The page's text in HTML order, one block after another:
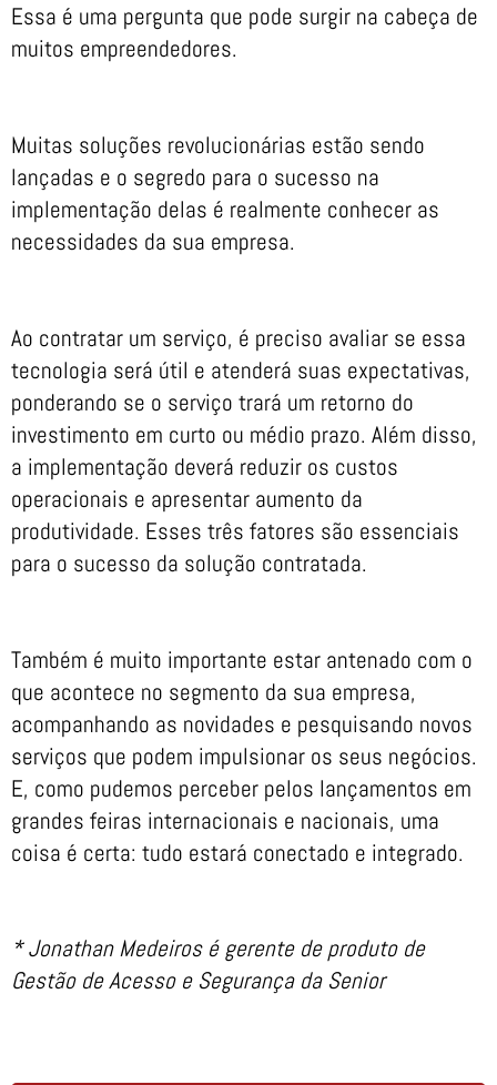
Essa é uma pergunta que pode surgir na cabeça de
muitos empreendedores.
Muitas soluções revolucionárias estão sendo
lançadas e o segredo para o sucesso na
implementação delas é realmente conhecer as
necessidades da sua empresa.
Ao contratar um serviço, é preciso avaliar se essa
tecnologia será útil e atenderá suas expectativas,
ponderando se o serviço trará um retorno do
investimento em curto ou médio prazo. Além disso,
a implementação deverá reduzir os custos
operacionais e apresentar aumento da
produtividade. Esses três fatores são essenciais
para o sucesso da solução contratada.
Também é muito importante estar antenado com o
que acontece no segmento da sua empresa,
acompanhando as novidades e pesquisando novos
serviços que podem impulsionar os seus negócios.
E, como pudemos perceber pelos lançamentos em
grandes feiras internacionais e nacionais, uma
coisa é certa: tudo estará conectado e integrado.
* Jonathan Medeiros é gerente de produto de
Gestão de Acesso e Segurança da Senior